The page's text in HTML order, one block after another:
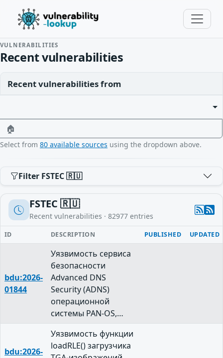
VULNERABILITIES
Recent vulnerabilities
Recent vulnerabilities from
🏠
Select from 80 available sources using the dropdown above.
Filter FSTEC 🇷🇺
FSTEC 🇷🇺
Recent vulnerabilities · 82977 entries
ID DESCRIPTION PUBLISHED UPDATED
bdu:2026-
01844
Уязвимость сервиса
безопасности
Advanced DNS
Security (ADNS)
операционной
системы PAN-OS,…
bdu:2026-
Уязвимость функции
loadRLE() загрузчика